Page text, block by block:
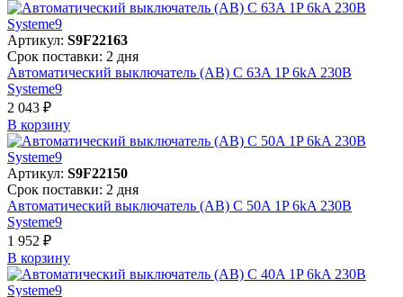
Артикул: S9F22163
Срок поставки: 2 дня
Автоматический выключатель (АВ) C 63A 1P 6kA 230В
Systeme9
2 043 ₽
В корзинy
Артикул: S9F22150
Срок поставки: 2 дня
Автоматический выключатель (АВ) C 50A 1P 6kA 230В
Systeme9
1 952 ₽
В корзинy